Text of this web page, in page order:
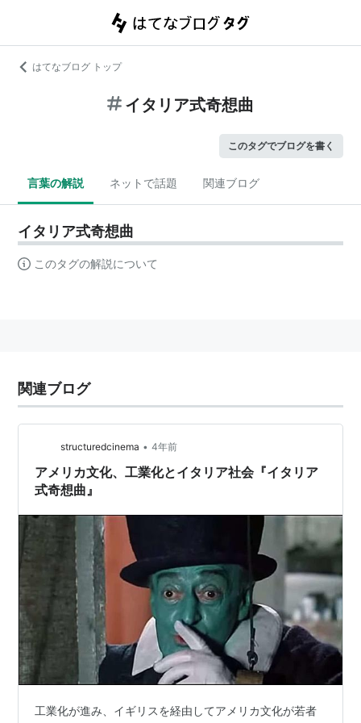
はてなブログ トップ
イタリア式奇想曲
このタグでブログを書く
言葉の解説 ネットで話題 関連ブログ
イタリア式奇想曲
このタグの解説について
関連ブログ
structuredcinema • 4年前
アメリカ文化、工業化とイタリア社会『イタリア
式奇想曲』
工業化が進み、イギリスを経由してアメリカ文化が若者